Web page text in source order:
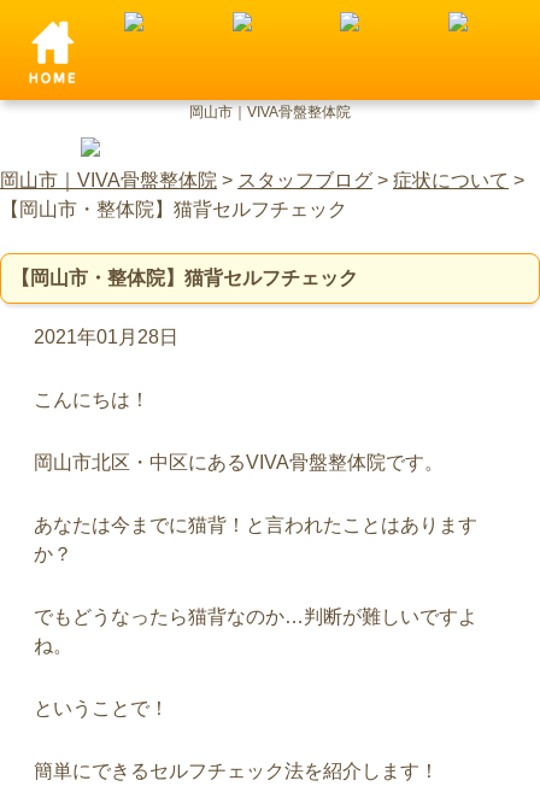
岡山市｜VIVA骨盤整体院
岡山市｜VIVA骨盤整体院 > スタッフブログ > 症状について >
【岡山市・整体院】猫背セルフチェック
【岡山市・整体院】猫背セルフチェック
2021年01月28日
こんにちは！
岡山市北区・中区にあるVIVA骨盤整体院です。
あなたは今までに猫背！と言われたことはあります
か？
でもどうなったら猫背なのか…判断が難しいですよ
ね。
ということで！
簡単にできるセルフチェック法を紹介します！